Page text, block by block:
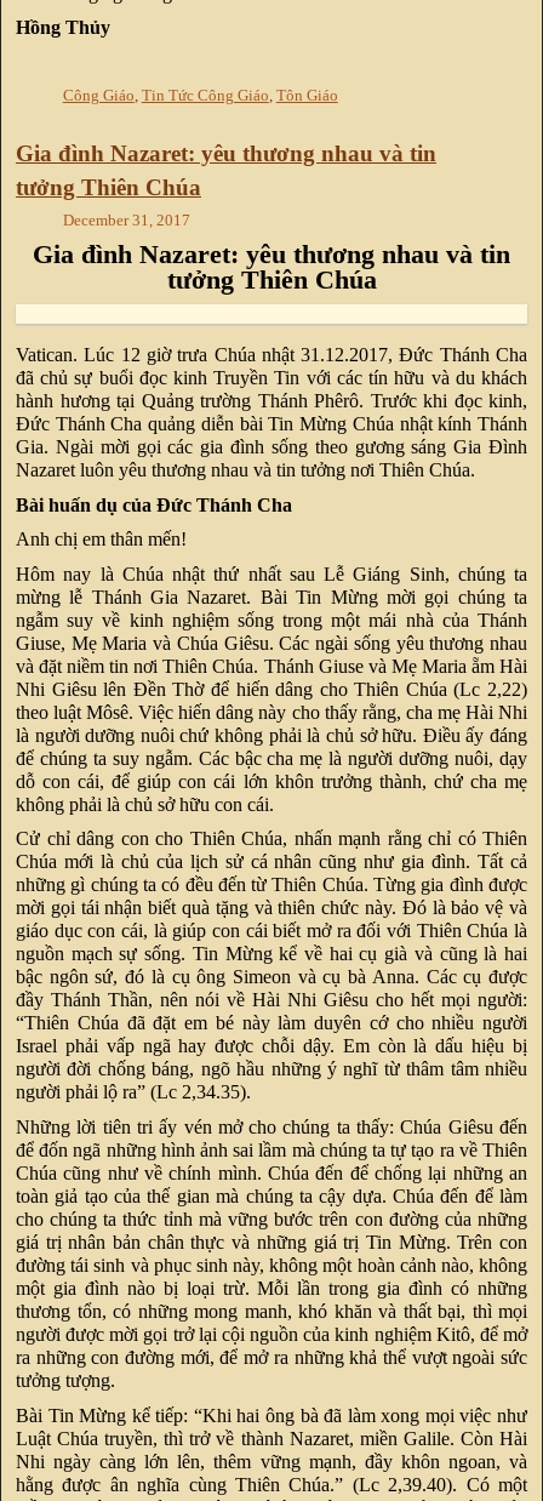
Hồng Thủy
Công Giáo, Tin Tức Công Giáo, Tôn Giáo
Gia đình Nazaret: yêu thương nhau và tin
tưởng Thiên Chúa
December 31, 2017
Gia đình Nazaret: yêu thương nhau và tin
tưởng Thiên Chúa
Vatican. Lúc 12 giờ trưa Chúa nhật 31.12.2017, Đức Thánh Cha
đã chủ sự buổi đọc kinh Truyền Tin với các tín hữu và du khách
hành hương tại Quảng trường Thánh Phêrô. Trước khi đọc kinh,
Đức Thánh Cha quảng diễn bài Tin Mừng Chúa nhật kính Thánh
Gia. Ngài mời gọi các gia đình sống theo gương sáng Gia Đình
Nazaret luôn yêu thương nhau và tin tưởng nơi Thiên Chúa.
Bài huấn dụ của Đức Thánh Cha
Anh chị em thân mến!
Hôm nay là Chúa nhật thứ nhất sau Lễ Giáng Sinh, chúng ta
mừng lễ Thánh Gia Nazaret. Bài Tin Mừng mời gọi chúng ta
ngẫm suy về kinh nghiệm sống trong một mái nhà của Thánh
Giuse, Mẹ Maria và Chúa Giêsu. Các ngài sống yêu thương nhau
và đặt niềm tin nơi Thiên Chúa. Thánh Giuse và Mẹ Maria ẵm Hài
Nhi Giêsu lên Đền Thờ để hiến dâng cho Thiên Chúa (Lc 2,22)
theo luật Môsê. Việc hiến dâng này cho thấy rằng, cha mẹ Hài Nhi
là người dưỡng nuôi chứ không phải là chủ sở hữu. Điều ấy đáng
để chúng ta suy ngẫm. Các bậc cha mẹ là người dưỡng nuôi, dạy
dỗ con cái, để giúp con cái lớn khôn trưởng thành, chứ cha mẹ
không phải là chủ sở hữu con cái.
Cử chỉ dâng con cho Thiên Chúa, nhấn mạnh rằng chỉ có Thiên
Chúa mới là chủ của lịch sử cá nhân cũng như gia đình. Tất cả
những gì chúng ta có đều đến từ Thiên Chúa. Từng gia đình được
mời gọi tái nhận biết quà tặng và thiên chức này. Đó là bảo vệ và
giáo dục con cái, là giúp con cái biết mở ra đối với Thiên Chúa là
nguồn mạch sự sống. Tin Mừng kể về hai cụ già và cũng là hai
bậc ngôn sứ, đó là cụ ông Simeon và cụ bà Anna. Các cụ được
đầy Thánh Thần, nên nói về Hài Nhi Giêsu cho hết mọi người:
“Thiên Chúa đã đặt em bé này làm duyên cớ cho nhiều người
Israel phải vấp ngã hay được chỗi dậy. Em còn là dấu hiệu bị
người đời chống báng, ngõ hầu những ý nghĩ từ thâm tâm nhiều
người phải lộ ra” (Lc 2,34.35).
Những lời tiên tri ấy vén mở cho chúng ta thấy: Chúa Giêsu đến
để đốn ngã những hình ảnh sai lầm mà chúng ta tự tạo ra về Thiên
Chúa cũng như về chính mình. Chúa đến để chống lại những an
toàn giả tạo của thế gian mà chúng ta cậy dựa. Chúa đến để làm
cho chúng ta thức tỉnh mà vững bước trên con đường của những
giá trị nhân bản chân thực và những giá trị Tin Mừng. Trên con
đường tái sinh và phục sinh này, không một hoàn cảnh nào, không
một gia đình nào bị loại trừ. Mỗi lần trong gia đình có những
thương tổn, có những mong manh, khó khăn và thất bại, thì mọi
người được mời gọi trở lại cội nguồn của kinh nghiệm Kitô, để mở
ra những con đường mới, để mở ra những khả thể vượt ngoài sức
tưởng tượng.
Bài Tin Mừng kể tiếp: “Khi hai ông bà đã làm xong mọi việc như
Luật Chúa truyền, thì trở về thành Nazaret, miền Galile. Còn Hài
Nhi ngày càng lớn lên, thêm vững mạnh, đầy khôn ngoan, và
hằng được ân nghĩa cùng Thiên Chúa.” (Lc 2,39.40). Có một